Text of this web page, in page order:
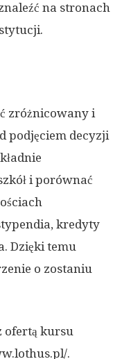
na stronach
zróżnicowany i
podjęciem decyzji
i porównać
kredyty
Dzięki temu
o zostaniu
ofertą kursu
.